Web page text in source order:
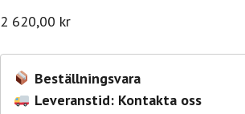
2 620,00 kr
Beställningsvara
Leveranstid: Kontakta oss